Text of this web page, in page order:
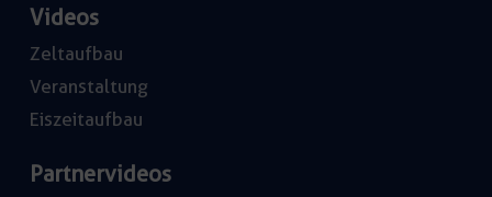
Videos
Zeltaufbau
Veranstaltung
Eiszeitaufbau
Partnervideos